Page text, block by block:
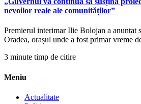
nevoilor reale ale comunităților”
Premierul interimar Ilie Bolojan a anunțat
Oradea, orașul unde a fost primar vreme
3 minute timp de citire
Meniu
Actualitate